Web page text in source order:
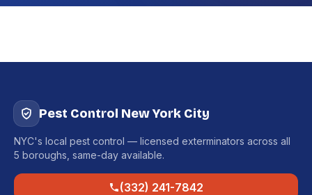
Pest Control New York City
NYC's local pest control — licensed exterminators across all
5 boroughs, same-day available.
(332) 241-7842